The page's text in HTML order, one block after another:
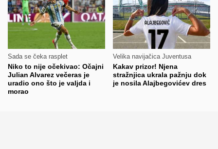
Sada se čeka rasplet
Niko to nije očekivao: Očajni
Julian Alvarez večeras je
uradio ono što je valjda i
morao
Velika navijačica Juventusa
Kakav prizor! Njena
stražnjica ukrala pažnju dok
je nosila Alajbegovićev dres